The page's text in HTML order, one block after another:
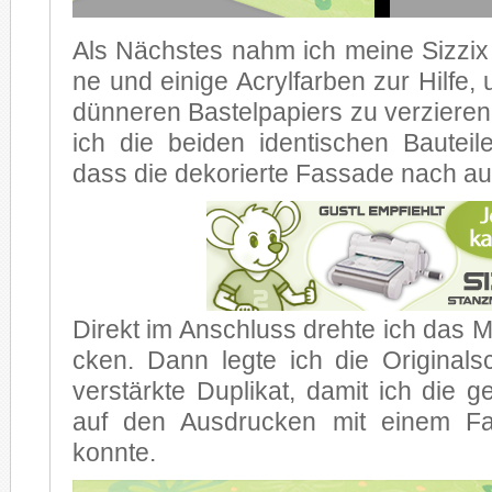
Als Nächs­tes nahm ich mei­ne
ne und ei­ni­ge Acryl­far­ben zur Hil­fe,
dün­ne­ren Bas­tel­pa­piers zu
ich die bei­den iden­ti­schen
dass die de­ko­rier­te Fas­sa­de nach
Di­rekt im An­schluss dreh­te ich das
cken. Dann leg­te ich die
ver­stärk­te Du­pli­kat, da­mit ich die
auf den Aus­dru­cken mit ei­nem
konn­te.